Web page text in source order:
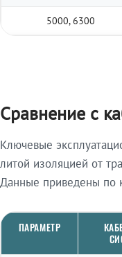
5000, 6300
Сравнение с
Ключевые
литой изоляцией от
Данные приведены по
ПАРАМЕТР